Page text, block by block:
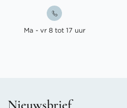
Ma - vr 8 tot 17 uur